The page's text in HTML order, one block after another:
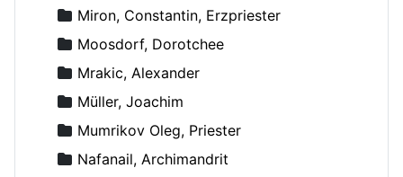
Miron, Constantin, Erzpriester
Moosdorf, Dorotchee
Mrakic, Alexander
Müller, Joachim
Mumrikov Oleg, Priester
Nafanail, Archimandrit